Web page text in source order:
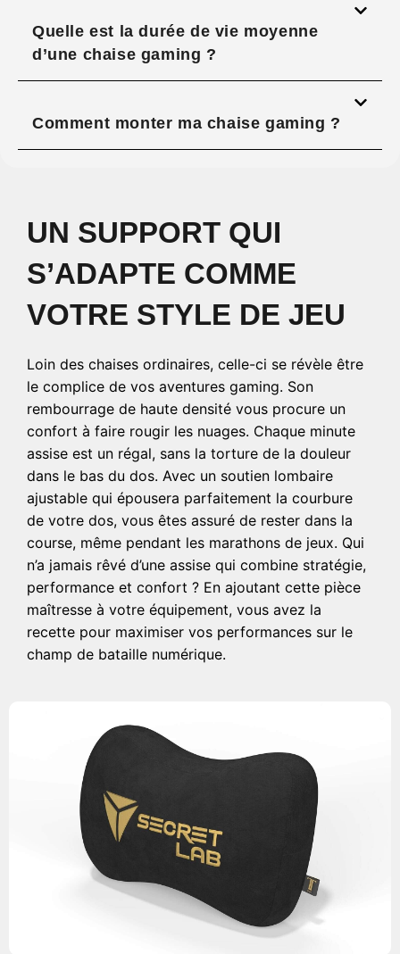
Quelle est la durée de vie moyenne
d’une chaise gaming ?
Comment monter ma chaise gaming ?
UN SUPPORT QUI
S’ADAPTE COMME
VOTRE STYLE DE JEU
Loin des chaises ordinaires, celle-ci se révèle être
le complice de vos aventures gaming. Son
rembourrage de haute densité vous procure un
confort à faire rougir les nuages. Chaque minute
assise est un régal, sans la torture de la douleur
dans le bas du dos. Avec un soutien lombaire
ajustable qui épousera parfaitement la courbure
de votre dos, vous êtes assuré de rester dans la
course, même pendant les marathons de jeux. Qui
n’a jamais rêvé d’une assise qui combine stratégie,
performance et confort ? En ajoutant cette pièce
maîtresse à votre équipement, vous avez la
recette pour maximiser vos performances sur le
champ de bataille numérique.